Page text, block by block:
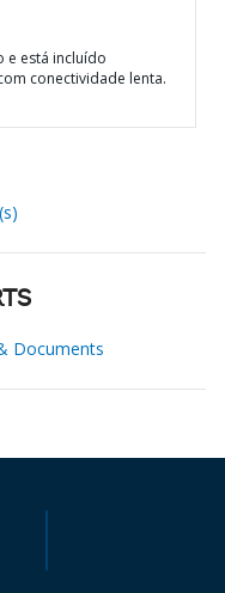
e está incluído
conectividade lenta.
Documents